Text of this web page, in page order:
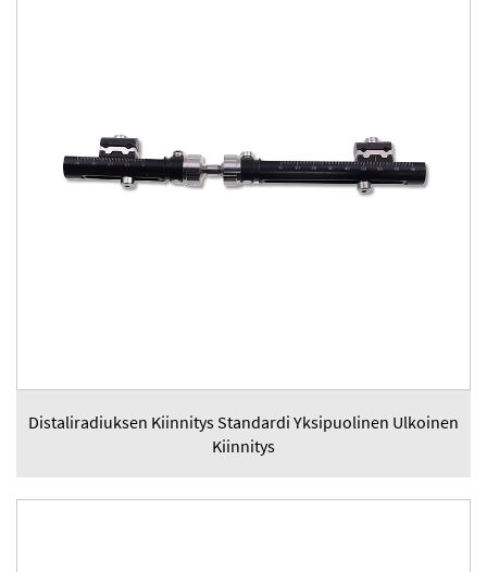
Distaliradiuksen Kiinnitys Standardi Yksipuolinen Ulkoinen
Kiinnitys